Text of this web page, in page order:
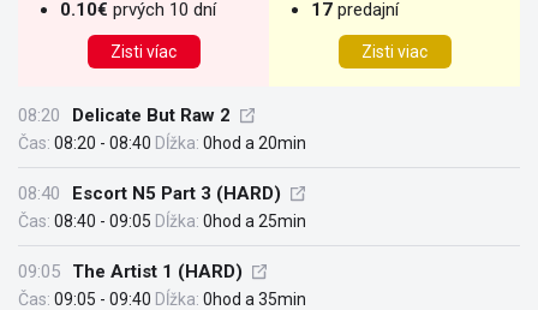
0.10€ prvých 10 dní
Zisti víac
17 predajní
Zisti viac
08:20 Delicate But Raw 2
Čas: 08:20 - 08:40 Dĺžka: 0hod a 20min
08:40 Escort N5 Part 3 (HARD)
Čas: 08:40 - 09:05 Dĺžka: 0hod a 25min
09:05 The Artist 1 (HARD)
Čas: 09:05 - 09:40 Dĺžka: 0hod a 35min